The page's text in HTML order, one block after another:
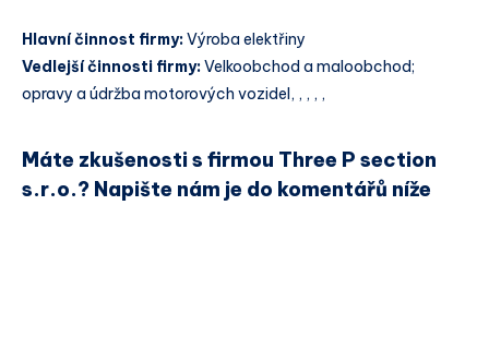
Hlavní činnost firmy:Výroba elektřiny
Vedlejší činnosti firmy:Velkoobchod a maloobchod;
opravy a údržba motorových vozidel, , , , ,
Máte zkušenosti s firmou Three P section
s.r.o.? Napište nám je do komentářů níže